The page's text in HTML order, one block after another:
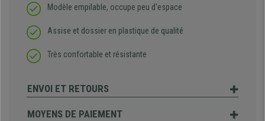
Modèle empilable, occupe peu d'espace
Assise et dossier en plastique de qualité
Très confortable et résistante
ENVOI ET RETOURS
MOYENS DE PAIEMENT